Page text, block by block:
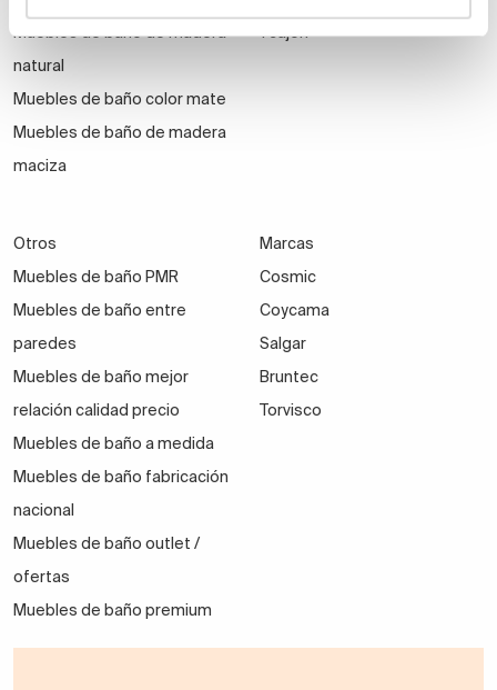
Muebles de baño de madera
natural
Muebles de baño color mate
Muebles de baño de madera
maciza
1 cajón
Otros
Muebles de baño PMR
Muebles de baño entre
paredes
Muebles de baño mejor
relación calidad precio
Muebles de baño a medida
Muebles de baño fabricación
nacional
Muebles de baño outlet /
ofertas
Muebles de baño premium
Marcas
Cosmic
Coycama
Salgar
Bruntec
Torvisco